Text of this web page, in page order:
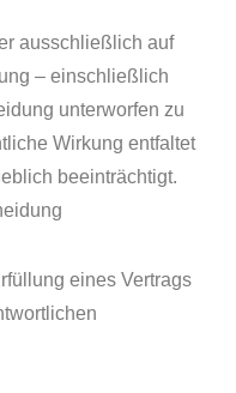
ausschließlich auf
– einschließlich
unterworfen zu
Wirkung entfaltet
beeinträchtigt.
eines Vertrags